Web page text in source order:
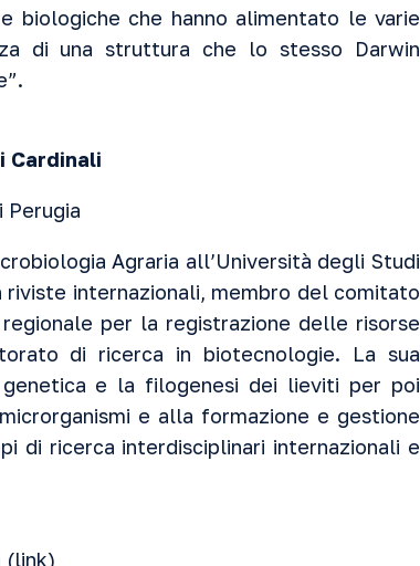
biologiche che hanno alimentato le varie
di una struttura che lo stesso Darwin
Cardinali
Perugia
Agraria all’Università degli Studi
internazionali, membro del comitato
per la registrazione delle risorse
di ricerca in biotecnologie. La sua
e la filogenesi dei lieviti per poi
e alla formazione e gestione
di ricerca interdisciplinari internazionali e
(link)